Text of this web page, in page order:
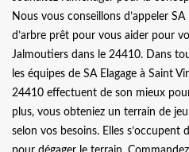
Nous vous conseillons d’appeler
d’arbre prêt pour vous aider pour
Jalmoutiers dans le 24410. Dans
les équipes de SA Elagage à Saint
24410 effectuent de son mieux
plus, vous obteniez un terrain de
selon vos besoins. Elles s’occupent